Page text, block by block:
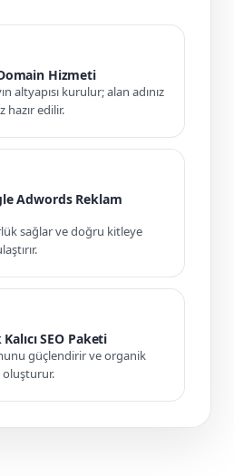
Hizmeti
altyapısı kurulur; alan adınız
hazır edilir.
Adwords Reklam
sağlar ve doğru kitleye
SEO Paketi
güçlendirir ve organik